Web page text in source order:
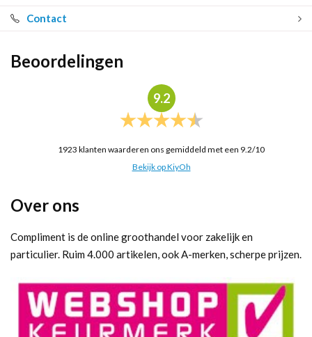
Contact
Beoordelingen
9.2
1923 klanten waarderen ons gemiddeld met een 9.2/10
Bekijk op KiyOh
Over ons
Compliment is de online groothandel voor zakelijk en
particulier. Ruim 4.000 artikelen, ook A-merken, scherpe prijzen.